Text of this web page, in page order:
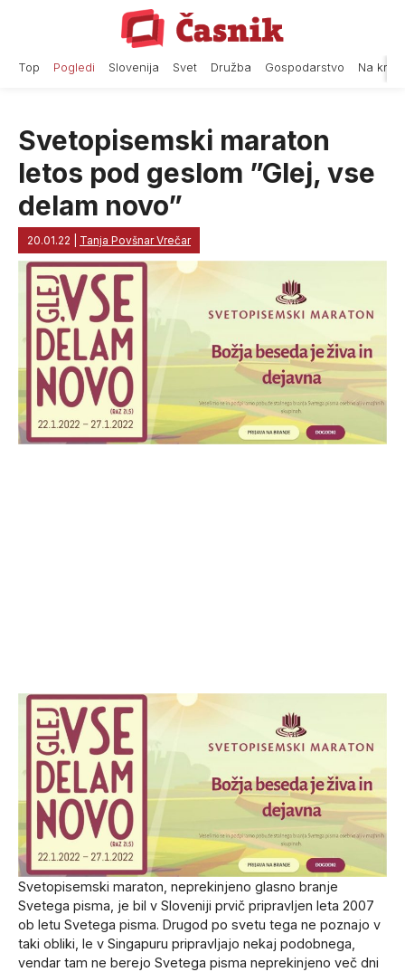
Top Pogledi Slovenija Svet Družba Gospodarstvo Na
Svetopisemski maraton
letos pod geslom ”Glej, vse
delam novo”
20.01.22 Tanja Povšnar Vrečar
Svetopisemski maraton, neprekinjeno glasno branje
Svetega pisma, je bil v Sloveniji prvič pripravljen leta 2007
ob letu Svetega pisma. Drugod po svetu tega ne poznajo v
taki obliki, le v Singapuru pripravljajo nekaj podobnega,
vendar tam ne berejo Svetega pisma neprekinjeno več dni